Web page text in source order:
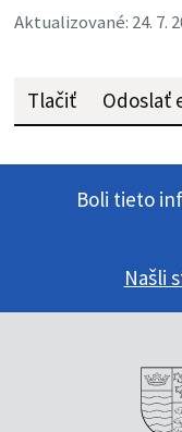
Aktualizované: 24. 7.
Tlačiť Odoslať
Boli tieto
Našli